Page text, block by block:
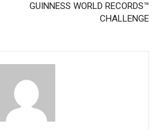
GUINNESS WORLD RECORDS™
CHALLENGE